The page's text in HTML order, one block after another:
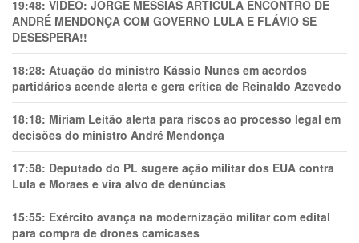
19:48: VÍDEO: JORGE MESSIAS ARTICULA ENCONTRO DE
ANDRÉ MENDONÇA COM GOVERNO LULA E FLÁVIO SE
DESESPERA!!
18:28: Atuação do ministro Kássio Nunes em acordos
partidários acende alerta e gera crítica de Reinaldo Azevedo
18:18: Míriam Leitão alerta para riscos ao processo legal em
decisões do ministro André Mendonça
17:58: Deputado do PL sugere ação militar dos EUA contra
Lula e Moraes e vira alvo de denúncias
15:55: Exército avança na modernização militar com edital
para compra de drones camicases